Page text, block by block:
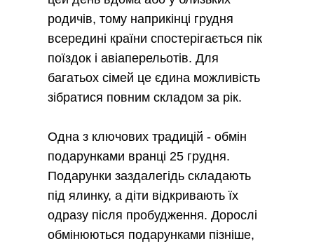
родичів, тому наприкінці грудня
всередині країни спостерігається пік
поїздок і авіаперельотів. Для
багатьох сімей це єдина можливість
зібратися повним складом за рік.
Одна з ключових традицій - обмін
подарунками вранці 25 грудня.
Подарунки заздалегідь складають
під ялинку, а діти відкривають їх
одразу після пробудження. Дорослі
обмінюються подарунками пізніше,